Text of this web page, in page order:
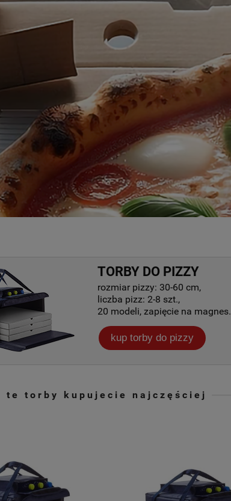
TORBY DO PIZZY
rozmiar pizzy: 30-60 cm,
liczba pizz: 2-8 szt.,
20 modeli, zapięcie na magnes.
kup torby do pizzy
te torby kupujecie najczęściej